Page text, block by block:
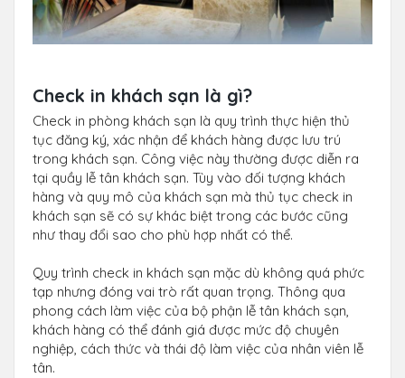
Check in khách sạn là gì?
Check in phòng khách sạn là quy trình thực hiện thủ
tục đăng ký, xác nhận để khách hàng được lưu trú
trong khách sạn. Công việc này thường được diễn ra
tại quầy lễ tân khách sạn. Tùy vào đối tượng khách
hàng và quy mô của khách sạn mà thủ tục check in
khách sạn sẽ có sự khác biệt trong các bước cũng
như thay đổi sao cho phù hợp nhất có thể.
Quy trình check in khách sạn mặc dù không quá phức
tạp nhưng đóng vai trò rất quan trọng. Thông qua
phong cách làm việc của bộ phận lễ tân khách sạn,
khách hàng có thể đánh giá được mức độ chuyên
nghiệp, cách thức và thái độ làm việc của nhân viên lễ
tân.